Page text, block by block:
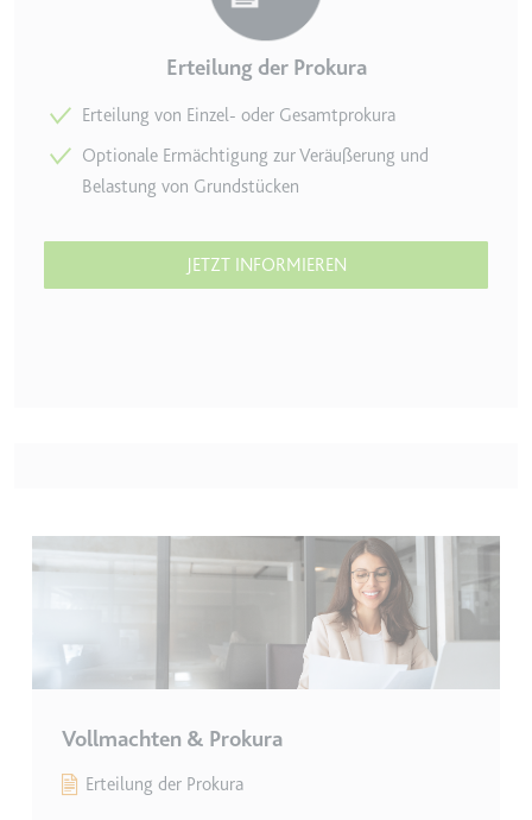
Erteilung der Prokura
Erteilung von Einzel- oder Gesamtprokura
Optionale Ermächtigung zur Veräußerung und
Belastung von Grundstücken
JETZT INFORMIEREN
Vollmachten & Prokura
Erteilung der Prokura